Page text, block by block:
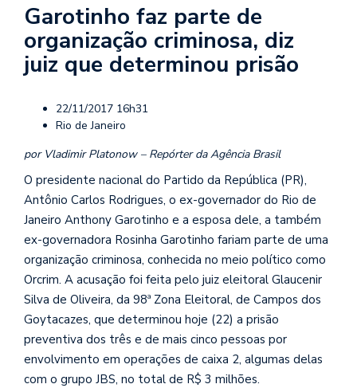
Garotinho faz parte de
organização criminosa, diz
juiz que determinou prisão
22/11/2017 16h31
Rio de Janeiro
por Vladimir Platonow – Repórter da Agência Brasil
O presidente nacional do Partido da República (PR),
Antônio Carlos Rodrigues, o ex-governador do Rio de
Janeiro Anthony Garotinho e a esposa dele, a também
ex-governadora Rosinha Garotinho fariam parte de uma
organização criminosa, conhecida no meio político como
Orcrim. A acusação foi feita pelo juiz eleitoral Glaucenir
Silva de Oliveira, da 98ª Zona Eleitoral, de Campos dos
Goytacazes, que determinou hoje (22) a prisão
preventiva dos três e de mais cinco pessoas por
envolvimento em operações de caixa 2, algumas delas
com o grupo JBS, no total de R$ 3 milhões.